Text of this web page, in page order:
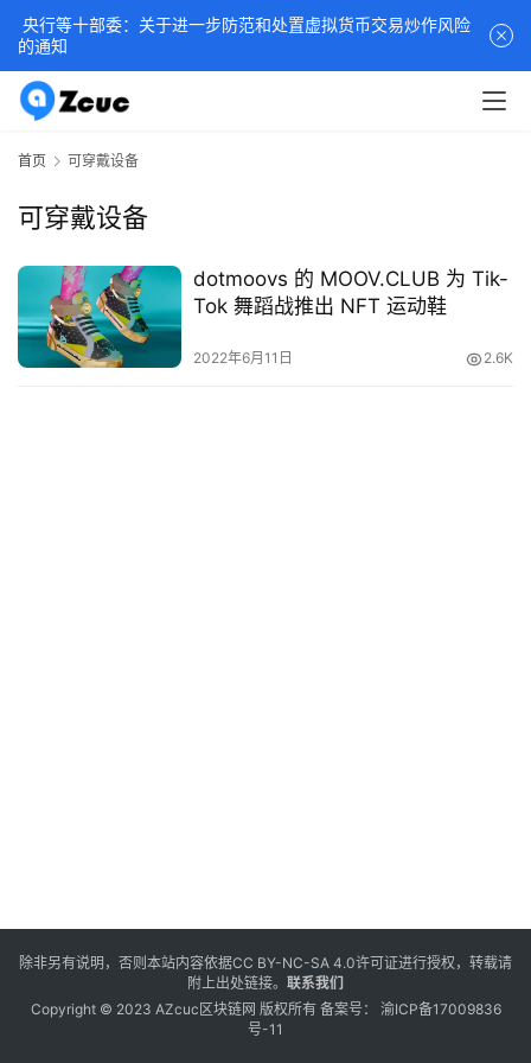
首页 可穿戴设备
可穿戴设备
dotmoovs 的 MOOV.CLUB 为 Tik-
Tok 舞蹈战推出 NFT 运动鞋
2022年6月11日 2.6K
除非另有说明，否则本站内容依据CC BY-NC-SA 4.0许可证进行授权，转载请
附上出处链接。 联系我们
Copyright © 2023 AZcuc区块链网 版权所有 备案号： 渝ICP备17009836
号-11
央行等十部委：关于进一步防范和处置虚拟货币交易炒作风险
的通知